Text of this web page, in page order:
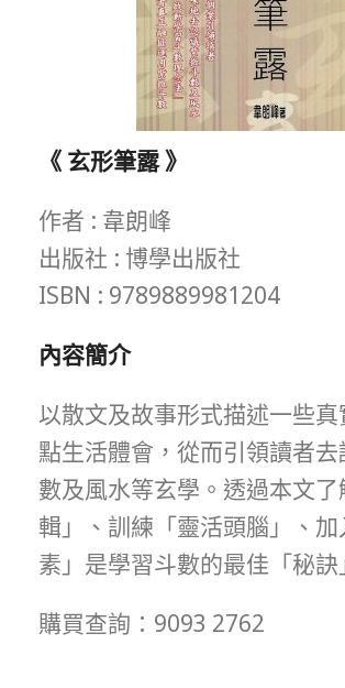
《 玄形筆露 》
作者 : 韋朗峰
出版社 : 博學出版社
ISBN : 9789889981204
內容簡介
以散文及故事形式描述一些
點生活體會，從而引領讀者
數及風水等玄學。透過本文
輯」、訓練「靈活頭腦」、
素」是學習斗數的最佳「秘訣
購買查詢：9093 2762